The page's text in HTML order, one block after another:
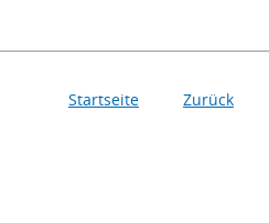
Startseite Zurück